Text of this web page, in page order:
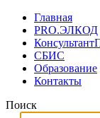
Главная
PRO.ЭЛКОД
СБИС
Образование
Контакты
Поиск